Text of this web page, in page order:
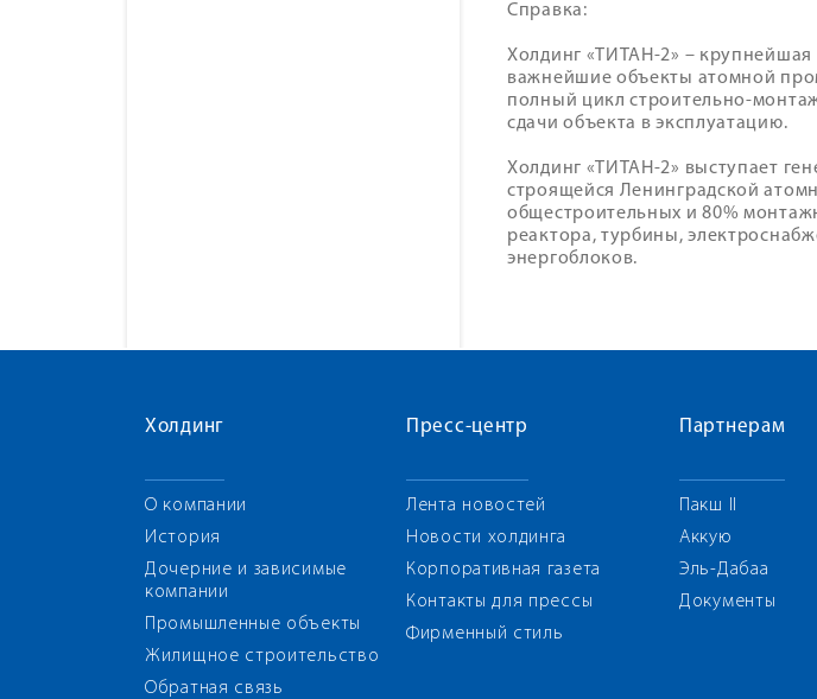
Cправка:
Холдинг «ТИТАН-2» –
важнейшие объекты атомной
полный цикл строительно-
сдачи объекта в эксплуатацию.
Холдинг «ТИТАН-2» выступает
строящейся Ленинградской
общестроительных и 80%
реактора, турбины,
энергоблоков.
Холдинг
О компании
История
Дочерние и зависимые
компании
Промышленные объекты
Жилищное строительство
Обратная связь
Пресс-центр
Лента новостей
Новости холдинга
Корпоративная газета
Контакты для прессы
Фирменный стиль
Партнерам
Пакш II
Аккую
Эль-Дабаа
Документы